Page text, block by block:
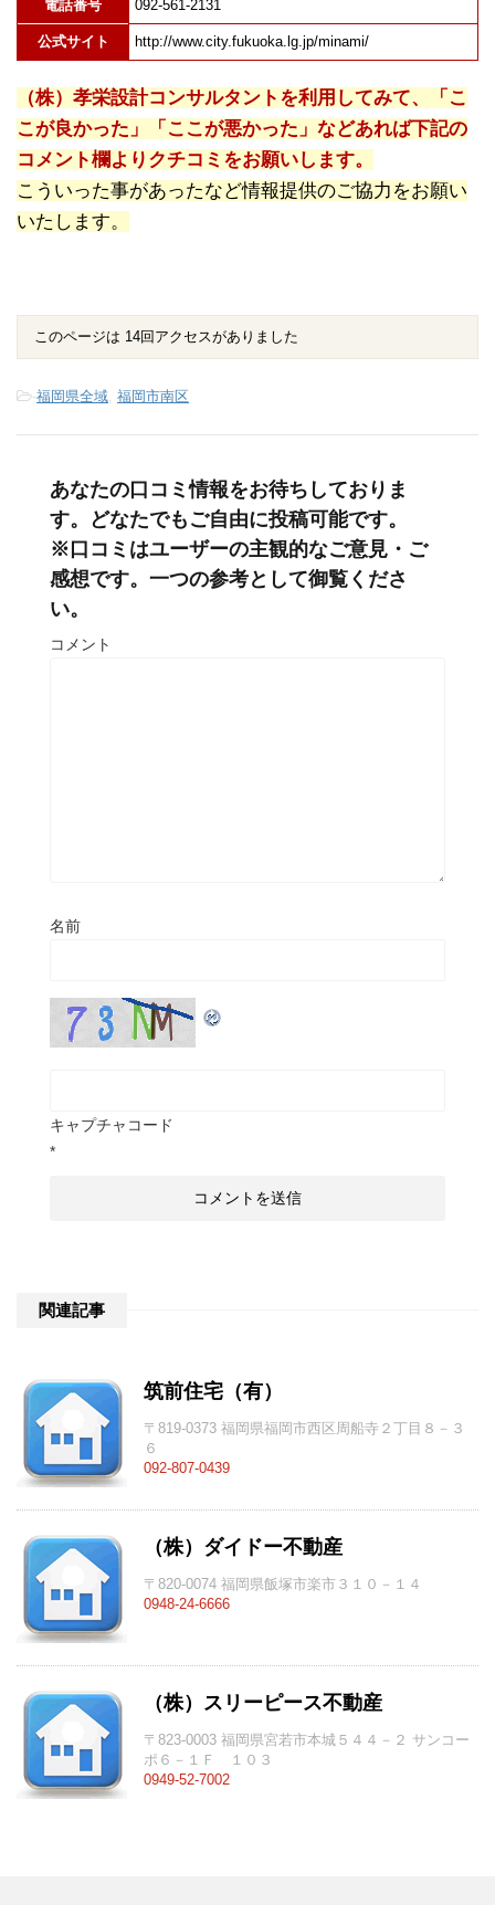
電話番号 092-561-2131
公式サイト http://www.city.fukuoka.lg.jp/minami/
（株）孝栄設計コンサルタントを利用してみて、「こ
こが良かった」「ここが悪かった」などあれば下記の
コメント欄よりクチコミをお願いします。
こういった事があったなど情報提供のご協力をお願い
いたします。
このページは 14回アクセスがありました
-福岡県全域, 福岡市南区
あなたの口コミ情報をお待ちしておりま
す。どなたでもご自由に投稿可能です。
※口コミはユーザーの主観的なご意見・ご
感想です。一つの参考として御覧くださ
い。
コメント
名前
キャプチャコード
*
関連記事
筑前住宅（有）
〒819-0373 福岡県福岡市西区周船寺２丁目８－３
６
092-807-0439
（株）ダイドー不動産
〒820-0074 福岡県飯塚市楽市３１０－１４
0948-24-6666
（株）スリーピース不動産
〒823-0003 福岡県宮若市本城５４４－２ サンコー
ポ６－１Ｆ １０３
0949-52-7002